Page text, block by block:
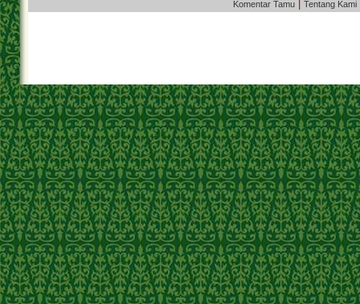
Komentar Tamu
Tentang Kami